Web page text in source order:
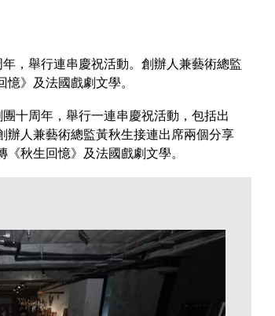
，舉行連串慶祝活動。創辦人兼藝術總監
》及法國戲劇文學。
十周年，舉行一連串慶祝活動，包括出
辦人兼藝術總監黃秋生接連出席兩個分享
秋生回憶》及法國戲劇文學。